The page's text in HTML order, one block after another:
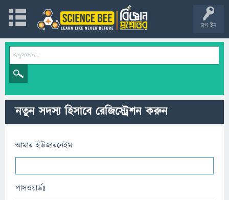
লগ ইন
নতুন সদস্য হিসাবে রেজিস্ট্রেশন করুন
আমার ইউজারনেইম
পাসওয়ার্ডঃ